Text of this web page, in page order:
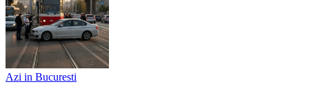
Azi in Bucuresti